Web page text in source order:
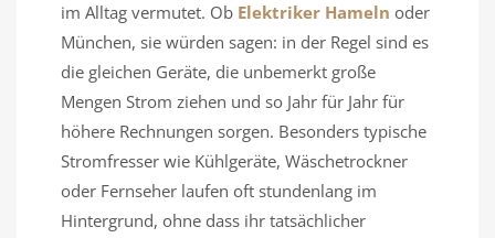
im Alltag vermutet. Ob Elektriker Hameln oder
München, sie würden sagen: in der Regel sind es
die gleichen Geräte, die unbemerkt große
Mengen Strom ziehen und so Jahr für Jahr für
höhere Rechnungen sorgen. Besonders typische
Stromfresser wie Kühlgeräte, Wäschetrockner
oder Fernseher laufen oft stundenlang im
Hintergrund, ohne dass ihr tatsächlicher